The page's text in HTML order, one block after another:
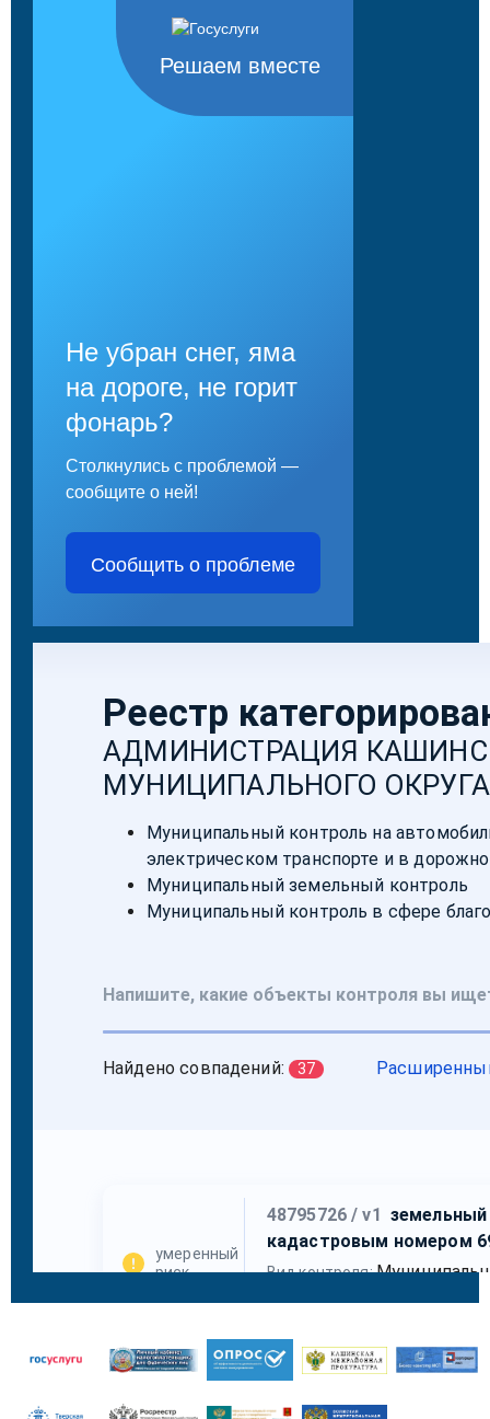
Решаем вместе
Не убран снег, яма
на дороге, не горит
фонарь?
Столкнулись с проблемой —
сообщите о ней!
Сообщить о проблеме